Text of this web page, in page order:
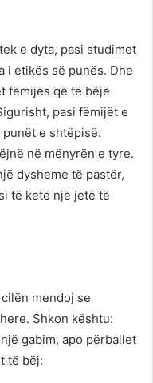
e dyta, pasi studimet
i etikës së punës. Dhe
fëmijës që të bëjë
pasi fëmijët e
e shtëpisë.
në mënyrën e tyre.
dysheme të pastër,
të ketë një jetë të
mendoj se
Shkon kështu:
gabim, apo përballet
të bëj: